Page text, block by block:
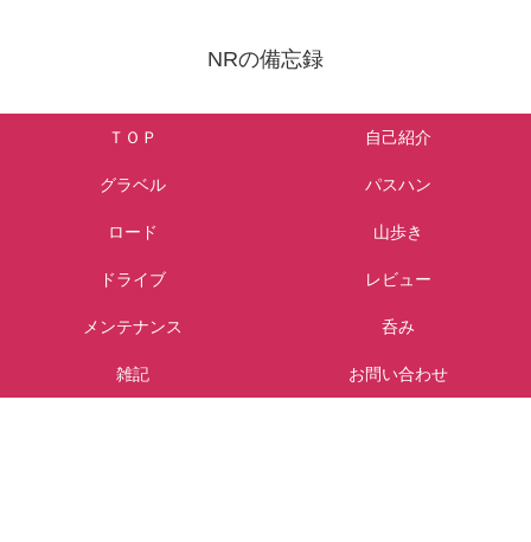
NRの備忘録
ＴＯＰ 自己紹介
グラベル パスハン
ロード 山歩き
ドライブ レビュー
メンテナンス 呑み
雑記 お問い合わせ